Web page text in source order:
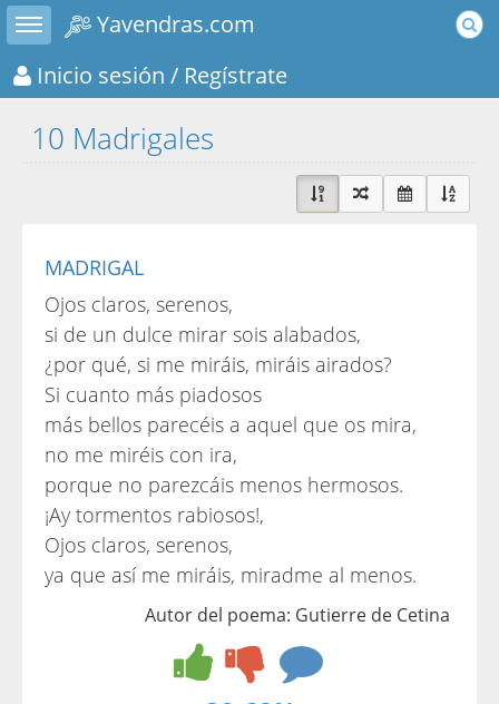
Toggle sidebar
Yavendras.com
Inicio sesión / Regístrate
10 Madrigales
MADRIGAL
Ojos claros, serenos,
si de un dulce mirar sois alabados,
¿por qué, si me miráis, miráis airados?
Si cuanto más piadosos
más bellos parecéis a aquel que os mira,
no me miréis con ira,
porque no parezcáis menos hermosos.
¡Ay tormentos rabiosos!,
Ojos claros, serenos,
ya que así me miráis, miradme al menos.
Autor del poema: Gutierre de Cetina